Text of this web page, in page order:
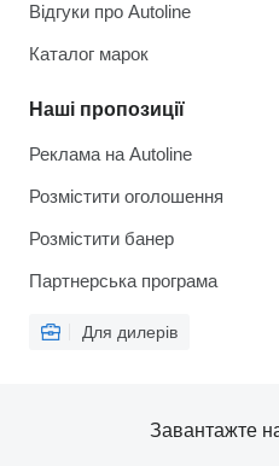
Відгуки про Autoline
Каталог марок
Наші пропозиції
Реклама на Autoline
Розмістити оголошення
Розмістити банер
Партнерська програма
Для дилерів
Завантажте